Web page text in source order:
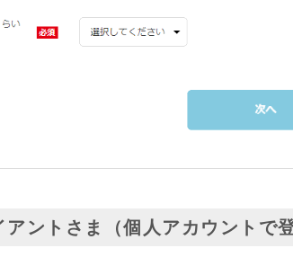
ントさま（個人アカウントで